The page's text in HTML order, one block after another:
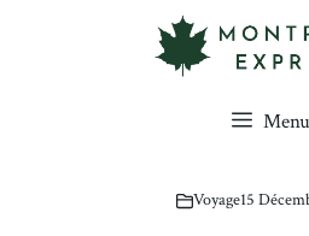
Menu
Voyage15